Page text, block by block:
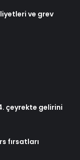
ve grev
çeyrekte gelirini
fırsatları